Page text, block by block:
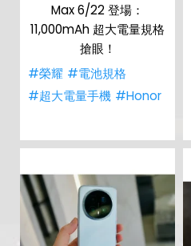
Max 6/22 登場：
11,000mAh 超大電量規格
搶眼！
#榮耀 #電池規格
#超大電量手機 #Honor